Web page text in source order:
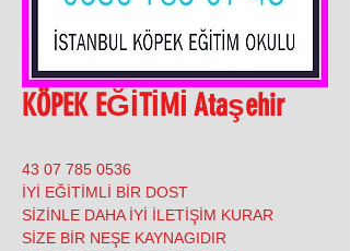
KÖPEK EĞİTİMİ Ataşehir
0536 785 07 43
İYİ EĞİTİMLİ BİR DOST
SİZİNLE DAHA İYİ İLETİŞİM KURAR
SİZE BİR NEŞE KAYNAGIDIR